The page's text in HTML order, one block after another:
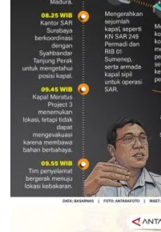
Evakuasi korban
Mutiara Sentosa 2
3 Agustus 2026